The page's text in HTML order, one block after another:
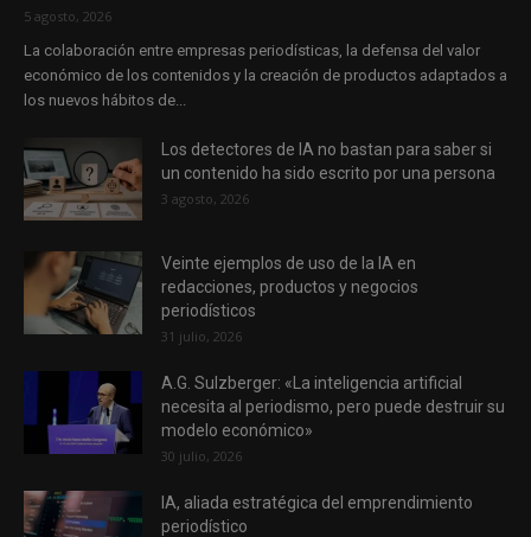
5 agosto, 2026
La colaboración entre empresas periodísticas, la defensa del valor
económico de los contenidos y la creación de productos adaptados a
los nuevos hábitos de...
Los detectores de IA no bastan para saber si
un contenido ha sido escrito por una persona
3 agosto, 2026
Veinte ejemplos de uso de la IA en
redacciones, productos y negocios
periodísticos
31 julio, 2026
A.G. Sulzberger: «La inteligencia artificial
necesita al periodismo, pero puede destruir su
modelo económico»
30 julio, 2026
IA, aliada estratégica del emprendimiento
periodístico